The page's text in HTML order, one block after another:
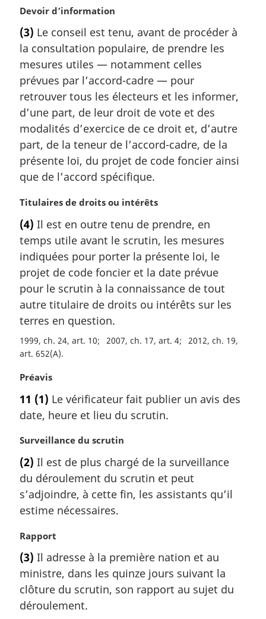
g
n
a
e
:
N
t
e
m
a
r
g
i
n
a
l
e
:
Devoir d’information
(3) Le conseil est tenu, avant de procéder à
la consultation populaire, de prendre les
mesures utiles — notamment celles
prévues par l’accord-cadre — pour
retrouver tous les électeurs et les informer,
d’une part, de leur droit de vote et des
modalités d’exercice de ce droit et, d’autre
part, de la teneur de l’accord-cadre, de la
présente loi, du projet de code foncier ainsi
que de l’accord spécifique.
N
t
e
m
a
r
g
i
n
l
e
:
Titulaires de droits ou intérêts
(4) Il est en outre tenu de prendre, en
temps utile avant le scrutin, les mesures
indiquées pour porter la présente loi, le
projet de code foncier et la date prévue
pour le scrutin à la connaissance de tout
autre titulaire de droits ou intérêts sur les
terres en question.
1999, ch. 24, art. 10 2007, ch. 17, art. 4
2012, ch. 19,
art. 652(A)
N
t
e
a
r
g
i
n
a
e
Préavis
11 (1) Le vérificateur fait publier un avis des
date, heure et lieu du scrutin.
N
t
e
m
a
g
n
a
e
:
Surveillance du scrutin
(2) Il est de plus chargé de la surveillance
du déroulement du scrutin et peut
s’adjoindre, à cette fin, les assistants qu’il
estime nécessaires.
N
t
e
m
a
Rapport
(3) Il adresse à la première nation et au
ministre, dans les quinze jours suivant la
clôture du scrutin, son rapport au sujet du
déroulement.